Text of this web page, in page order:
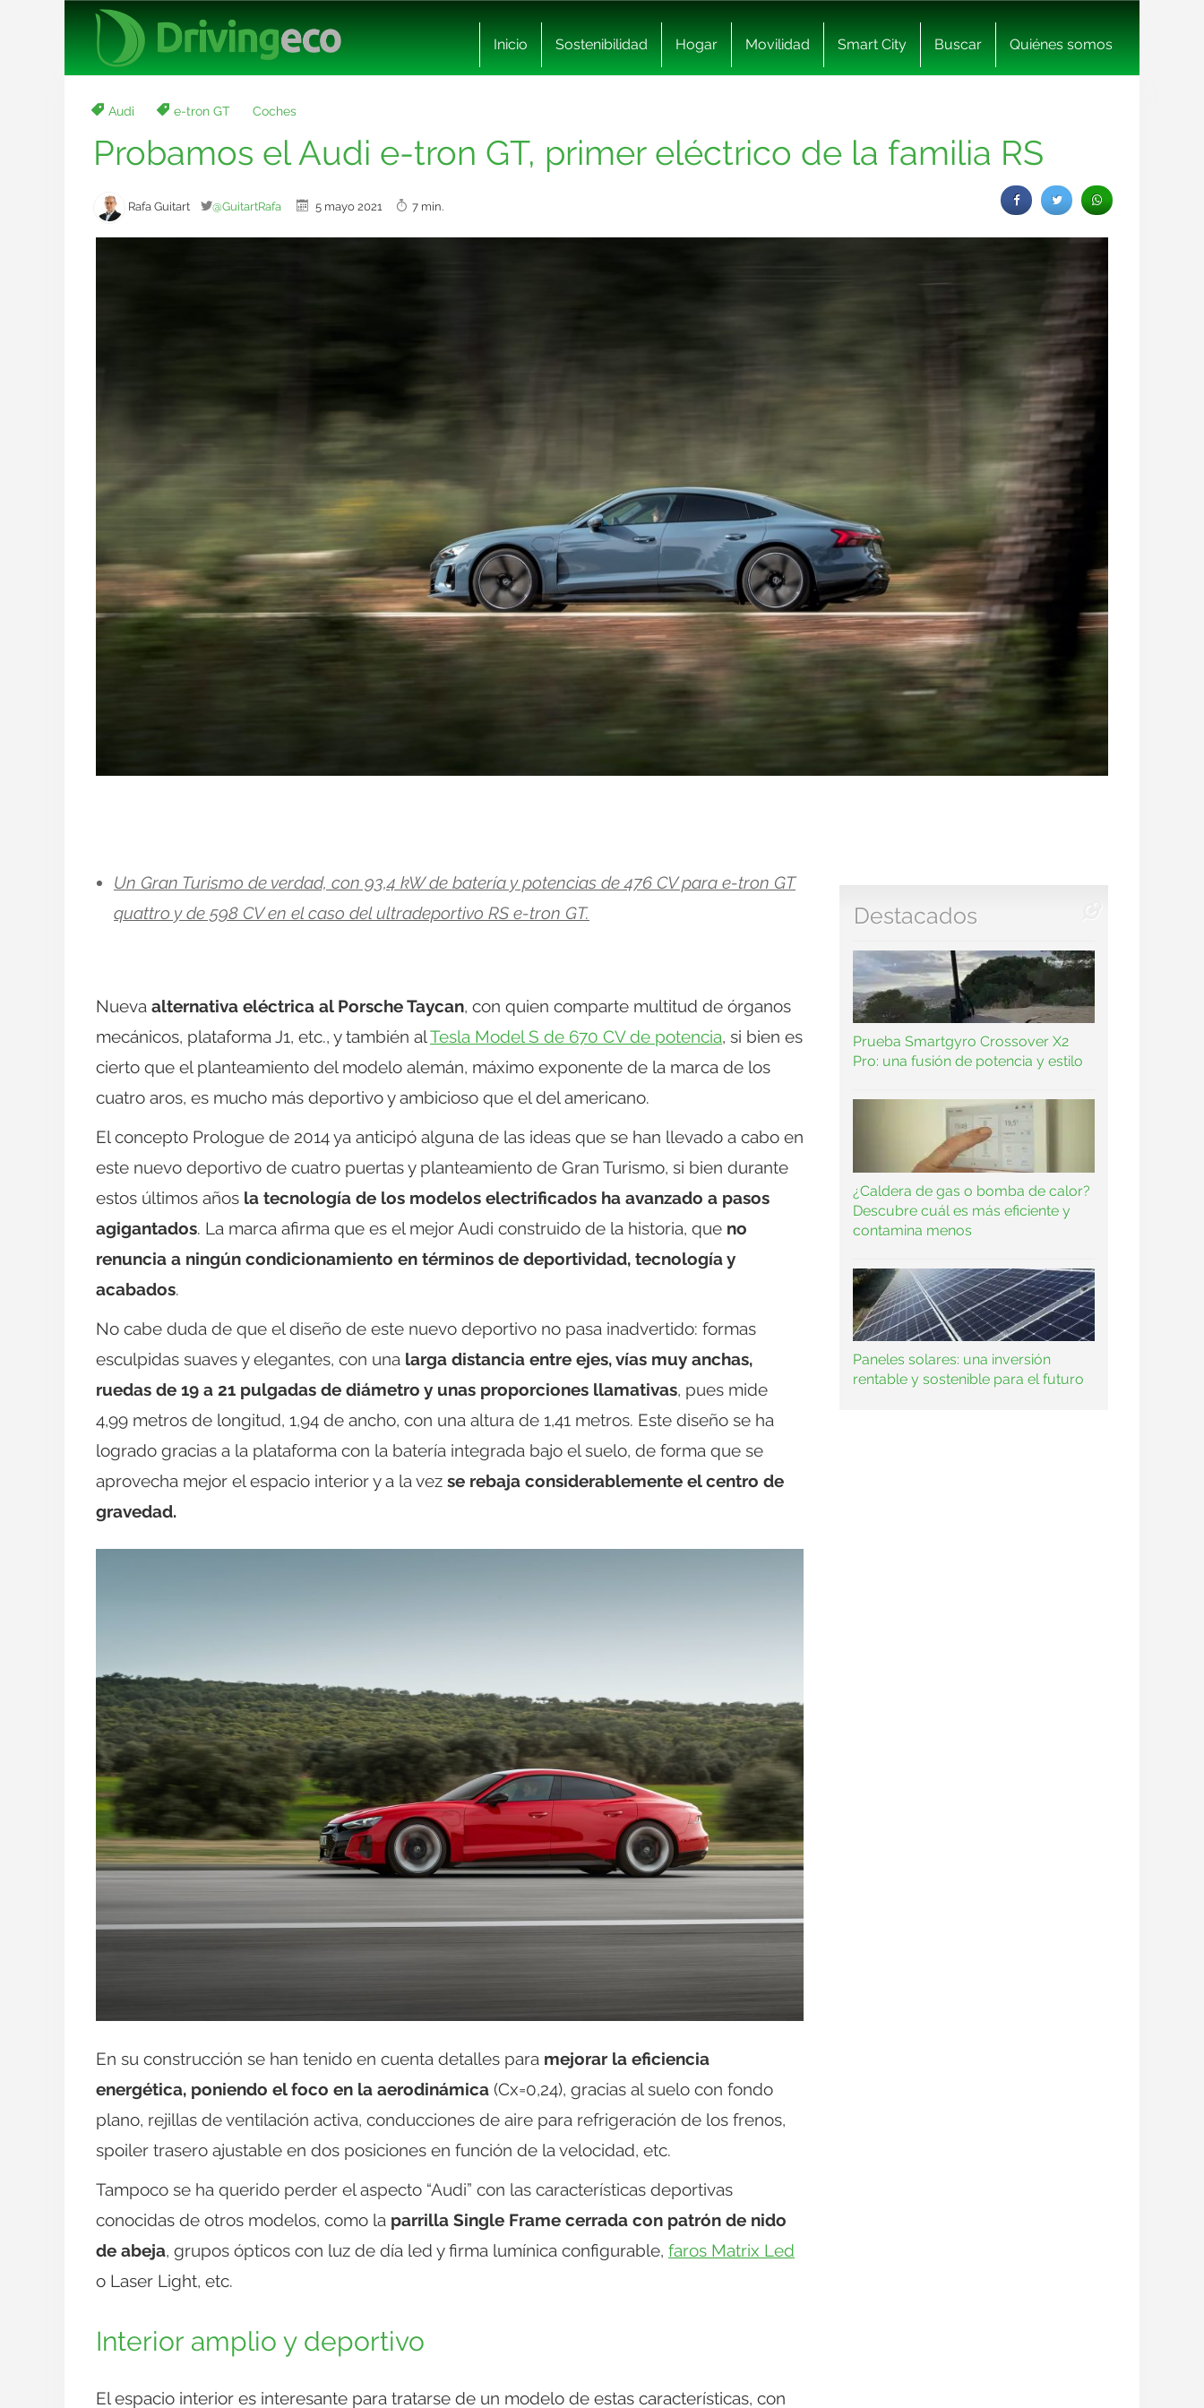
Inicio Sostenibilidad Hogar Movilidad Smart City Buscar Quiénes somos
Audi e-tron GT Coches
Probamos el Audi e-tron GT, primer eléctrico de la familia RS
Rafa Guitart @GuitartRafa 5 mayo 2021 7 min.
Un Gran Turismo de verdad, con 93,4 kW de batería y potencias de 476 CV para e-tron GT
quattro y de 598 CV en el caso del ultradeportivo RS e-tron GT.
Nueva alternativa eléctrica al Porsche Taycan, con quien comparte multitud de órganos
mecánicos, plataforma J1, etc., y también alTesla Model S de 670 CV de potencia, si bien es
cierto que el planteamiento del modelo alemán, máximo exponente de la marca de los
cuatro aros, es mucho más deportivo y ambicioso que el del americano.
El concepto Prologue de 2014 ya anticipó alguna de las ideas que se han llevado a cabo en
este nuevo deportivo de cuatro puertas y planteamiento de Gran Turismo, si bien durante
estos últimos años la tecnología de los modelos electrificados ha avanzado a pasos
agigantados. La marca afirma que es el mejor Audi construido de la historia, que no
renuncia a ningún condicionamiento en términos de deportividad, tecnología y
acabados.
No cabe duda de que el diseño de este nuevo deportivo no pasa inadvertido: formas
esculpidas suaves y elegantes, con una larga distancia entre ejes, vías muy anchas,
ruedas de 19 a 21 pulgadas de diámetro y unas proporciones llamativas, pues mide
4,99 metros de longitud, 1,94 de ancho, con una altura de 1,41 metros. Este diseño se ha
logrado gracias a la plataforma con la batería integrada bajo el suelo, de forma que se
aprovecha mejor el espacio interior y a la vez se rebaja considerablemente el centro de
gravedad.
En su construcción se han tenido en cuenta detalles para mejorar la eficiencia
energética, poniendo el foco en la aerodinámica (Cx=0,24), gracias al suelo con fondo
plano, rejillas de ventilación activa, conducciones de aire para refrigeración de los frenos,
spoiler trasero ajustable en dos posiciones en función de la velocidad, etc.
Tampoco se ha querido perder el aspecto “Audi” con las características deportivas
conocidas de otros modelos, como la parrilla Single Frame cerrada con patrón de nido
de abeja, grupos ópticos con luz de día led y firma lumínica configurable, faros Matrix Led
o Laser Light, etc.
Interior amplio y deportivo
El espacio interior es interesante para tratarse de un modelo de estas características, con
Destacados
Prueba Smartgyro Crossover X2
Pro: una fusión de potencia y estilo
¿Caldera de gas o bomba de calor?
Descubre cuál es más eficiente y
contamina menos
Paneles solares: una inversión
rentable y sostenible para el futuro